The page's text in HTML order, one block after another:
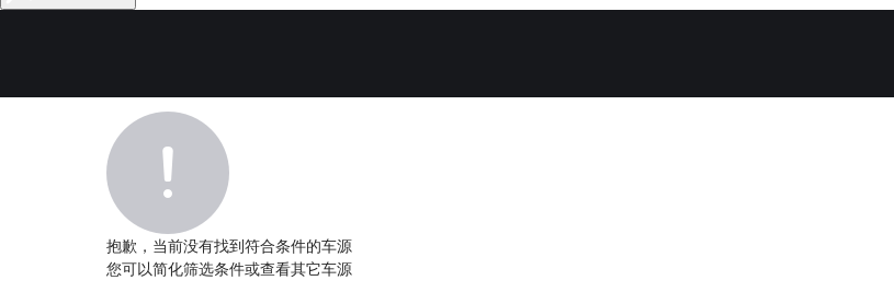
抱歉，当前没有找到符合条件的车源
您可以简化筛选条件或查看其它车源